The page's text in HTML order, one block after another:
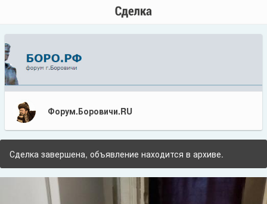
Форум.Боровичи.RU
Сделка завершена, объявление находится в архиве.